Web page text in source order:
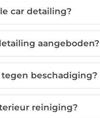
car detailing?
aangeboden?
beschadiging?
reiniging?